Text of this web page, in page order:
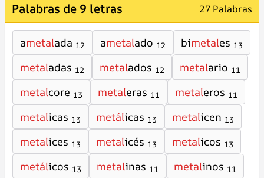
Palabras de 9 letras 27 Palabras
ametalada 12 ametalado 12 bimetales 13
metaladas 12 metalados 12 metalario 11
metalcore 13 metaleras 11 metaleros 11
metalicas 13 metálicas 13 metalicen 13
metalices 13 metalicés 13 metalicos 13
metálicos 13 metalinas 11 metalinos 11